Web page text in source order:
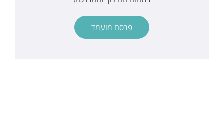
פרסם מועמד